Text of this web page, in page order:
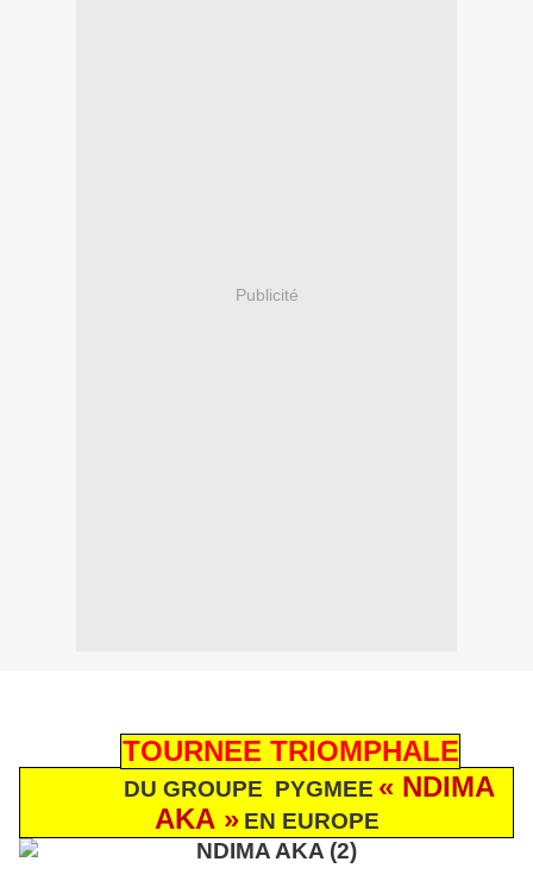
Publicité
TOURNEE TRIOMPHALE
DU GROUPE PYGMEE « NDIMA
AKA » EN EUROPE